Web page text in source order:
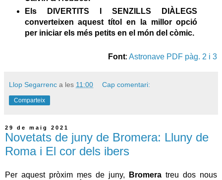
Els DIVERTITS I SENZILLS DIÀLEGS
converteixen aquest títol en la millor opció
per iniciar els més petits en el món del còmic.
Font: Astronave PDF pàg. 2 i 3
Llop Segarrenc a les 11:00 Cap comentari:
Comparteix
29 de maig 2021
Novetats de juny de Bromera: Lluny de
Roma i El cor dels ibers
Per aquest pròxim mes de juny, Bromera treu dos nous